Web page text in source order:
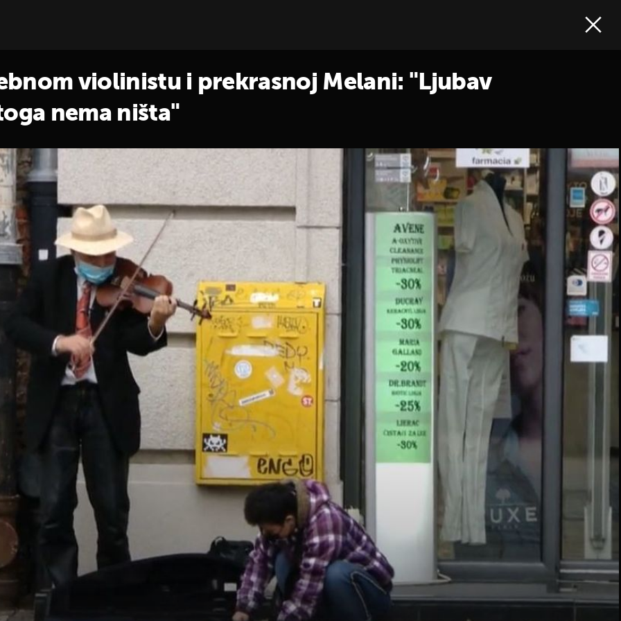
violinistu i prekrasnoj Melani: "Ljubav
nema ništa"
+1
PROVJERENO DONOSI
Udomiteljica Mara odgojila je više od 40 djece: "Svako od
njih odnijelo je dio mojeg srca"
DONOSI PROVJERENO
Policija ga zbog lažnih prijava prati kamo god da ode: "To
je zastrašujuće, stječemo dojam da ga se uhodi"